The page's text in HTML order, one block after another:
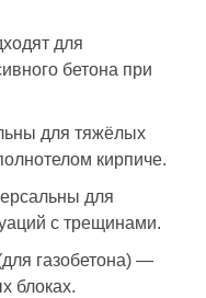
для
бетона при
для тяжёлых
кирпиче.
для
с трещинами.
газобетона) —
блоках.